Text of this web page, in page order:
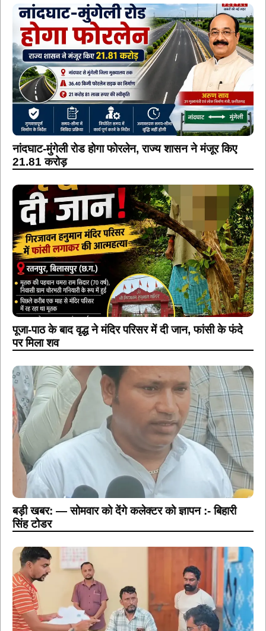
नांदघाट-मुंगेली रोड होगा फोरलेन, राज्य शासन ने मंजूर किए
21.81 करोड़
पूजा-पाठ के बाद वृद्ध ने मंदिर परिसर में दी जान, फांसी के फंदे
पर मिला शव
बड़ी खबर: — सोमवार को देंगे कलेक्टर को ज्ञापन :- बिहारी
सिंह टोडर